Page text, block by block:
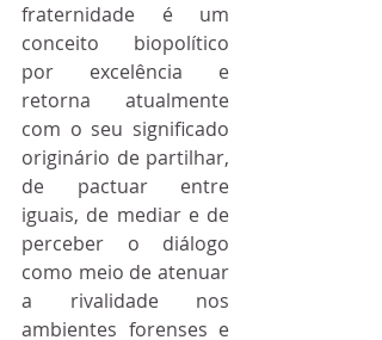
fraternidade é um
conceito biopolítico
por excelência e
retorna atualmente
com o seu significado
originário de partilhar,
de pactuar entre
iguais, de mediar e de
perceber o diálogo
como meio de atenuar
a rivalidade nos
ambientes forenses e